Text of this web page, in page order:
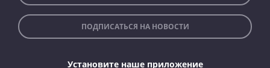
ПОДПИСАТЬСЯ НА НОВОСТИ
Установите наше приложение